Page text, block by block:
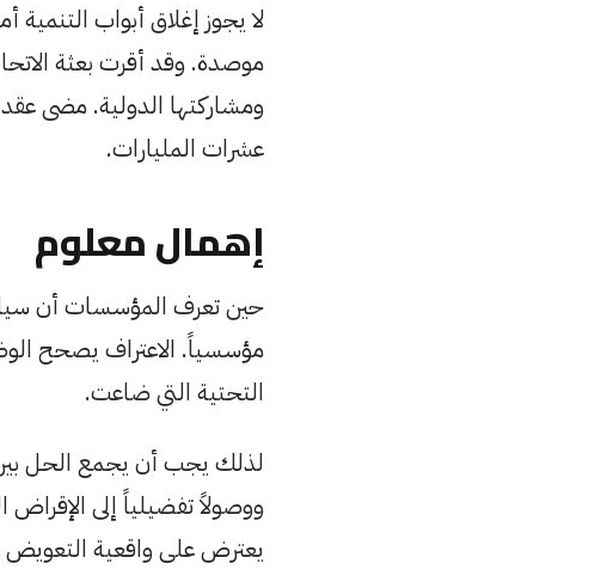
لا يجوز إغلاق أبواب التنمية
ومشاركتها الدولية. مضى
عشرات المليارات.
إهمال معلوم
حين تعرف المؤسسات أن
مؤسسياً. الاعتراف يصحح
التحتية التي ضاعت.
لذلك يجب أن يجمع الحل بين
ووصولاً تفضيلياً إلى
يعترض على واقعية التعويض